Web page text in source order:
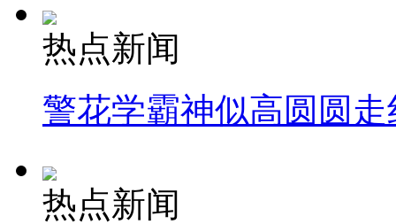
热点新闻
警花学霸神似高圆圆走
热点新闻